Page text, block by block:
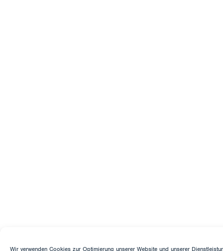
Wir verwenden Cookies zur Optimierung unserer Website und unserer